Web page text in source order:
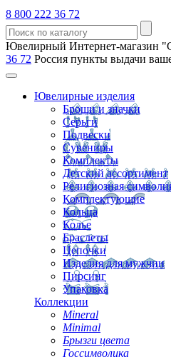
8 800 222 36 72
Ювелирный Интернет-магазин
36 72 Россия пункты выдачи
Ювелирные изделия
Броши и значки
Серьги
Подвески
Сувениры
Комплекты
Детский ассортимент
Религиозная
Комплектующие
Кольца
Колье
Браслеты
Цепочки
Изделия для мужчин
Пирсинг
Упаковка
Коллекции
Mineral
Minimal
Брызги цвета
Госсимволика